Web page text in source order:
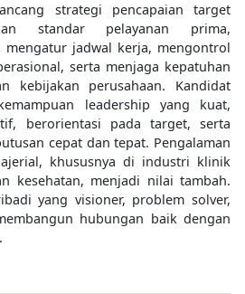
strategi pencapaian target
standar pelayanan prima,
mengatur jadwal kerja, mengontrol
serta menjaga kepatuhan
kebijakan perusahaan. Kandidat
leadership yang kuat,
berorientasi pada target, serta
cepat dan tepat. Pengalaman
khususnya di industri klinik
kesehatan, menjadi nilai tambah.
yang visioner, problem solver,
hubungan baik dengan